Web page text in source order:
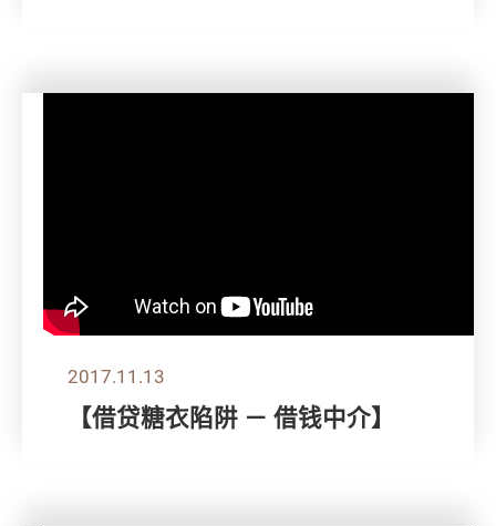
2017.11.13
【借贷糖衣陷阱 － 借钱中介】